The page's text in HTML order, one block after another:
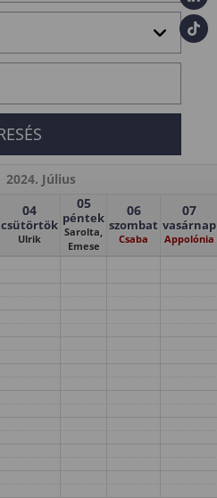
2024. Július
04
csütörtök
Ulrik
05
péntek
Sarolta,
Emese
06
szombat
Csaba
07
vasárnap
Appolónia